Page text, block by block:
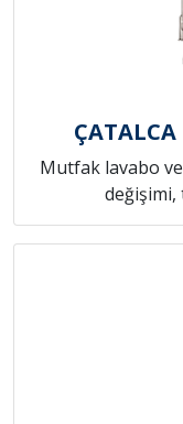
Mutfak lavabo